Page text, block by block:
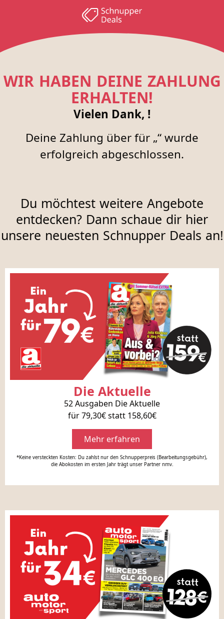
WIR HABEN DEINE ZAHLUNG
ERHALTEN!
Vielen Dank, !
Deine Zahlung über für „“ wurde
erfolgreich abgeschlossen.
Du möchtest weitere Angebote
entdecken? Dann schaue dir hier
unsere neuesten Schnupper Deals an!
Die Aktuelle
52 Ausgaben Die Aktuelle
für 79,30€ statt 158,60€
Mehr erfahren
*Keine versteckten Kosten: Du zahlst nur den Schnupperpreis (Bearbeitungsgebühr),
die Abokosten im ersten Jahr trägt unser Partner nmv.